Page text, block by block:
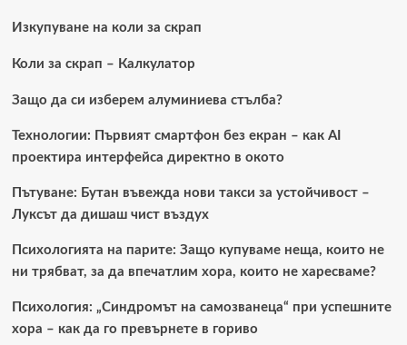
Изкупуване на коли за скрап
Коли за скрап – Калкулатор
Защо да си изберем алуминиева стълба?
Технологии: Първият смартфон без екран – как AI
проектира интерфейса директно в окото
Пътуване: Бутан въвежда нови такси за устойчивост –
Луксът да дишаш чист въздух
Психологията на парите: Защо купуваме неща, които не
ни трябват, за да впечатлим хора, които не харесваме?
Психология: „Синдромът на самозванеца“ при успешните
хора – как да го превърнете в гориво